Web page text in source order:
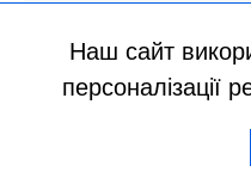
Наш сайт
персоналізації